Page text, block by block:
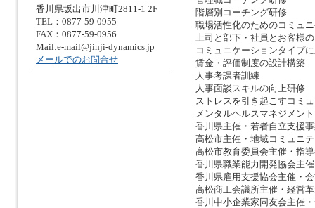
階層別コーチング研修
職場活性化のためのコミュ
上司と部下・社員とお客様
コミュニケーションタイプ
賃金・評価制度の設計構築
人事考課者訓練
人事面談スキルの向上研修
ストレスを引き起こすコミ
メンタルヘルスマネジメント
香川県主催・若者自立支援
高松市主催・地域コミュニ
高松市教育委員会主催・指
香川県職業能力開発協会主
香川県雇用支援協会主催・
高松商工会議所主催・経営
香川中小企業家同友会主催
香川県坂出市川津町2811-1 2F
TEL：0877-59-0955
FAX：0877-59-0956
Mail:e-mail@jinji-dynamics.jp
メールでのお問合せ